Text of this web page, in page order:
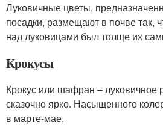
Луковичные цветы,
посадки, размещают в почве так,
над луковицами был толще их
Крокусы
Крокус или шафран – луковичное
сказочно ярко. Насыщенного
в марте-мае.